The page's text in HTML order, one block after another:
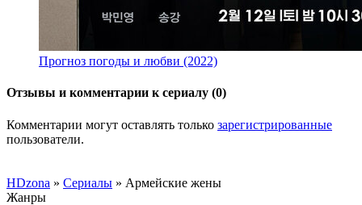
Прогноз погоды и любви (2022)
Отзывы и комментарии к сериалу (0)
Комментарии могут оставлять только зарегистрированные
пользователи.
HDzona » Сериалы » Армейские жены
Жанры